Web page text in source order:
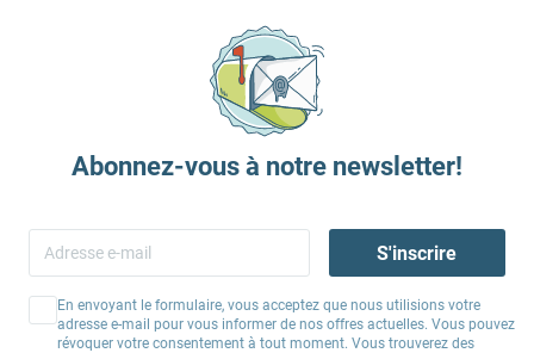
Abonnez-vous à notre newsletter!
S'inscrire
En envoyant le formulaire, vous acceptez que nous utilisions votre
adresse e-mail pour vous informer de nos offres actuelles. Vous pouvez
révoquer votre consentement à tout moment. Vous trouverez des